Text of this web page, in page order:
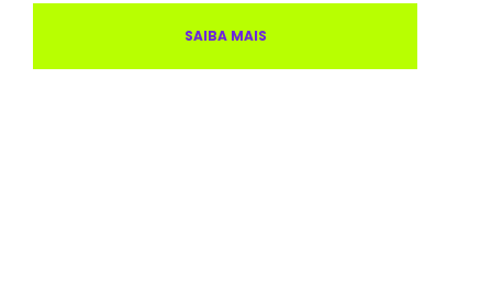
SAIBA MAIS